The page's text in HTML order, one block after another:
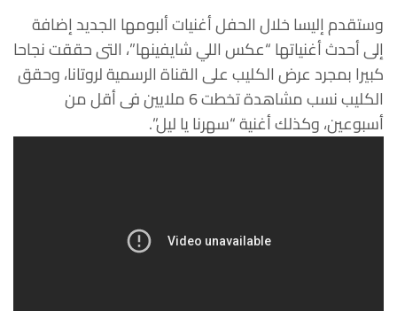
وستقدم إليسا خلال الحفل أغنيات ألبومها الجديد إضافة
إلى أحدث أغنياتها “عكس اللي شايفينها”، التى حققت نجاحا
كبيرا بمجرد عرض الكليب على القناة الرسمية لروتانا، وحقق
الكليب نسب مشاهدة تخطت 6 ملايين فى أقل من
أسبوعين، وكذلك أغنية “سهرنا يا ليل”.